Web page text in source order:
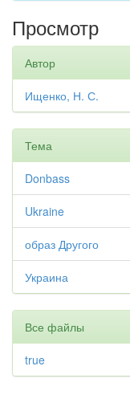
Просмотр
Автор
Ищенко, Н. С.
Тема
Donbass
Ukraine
образ Другого
Украина
Все файлы
true